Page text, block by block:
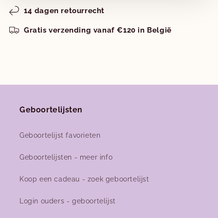
14 dagen retourrecht
Gratis verzending vanaf €120 in België
Geboortelijsten
Geboortelijst favorieten
Geboortelijsten - meer info
Koop een cadeau - zoek geboortelijst
Login ouders - geboortelijst
Nieuwe collecties!
Nieuwe herfst-winter collecties in ons clubje &